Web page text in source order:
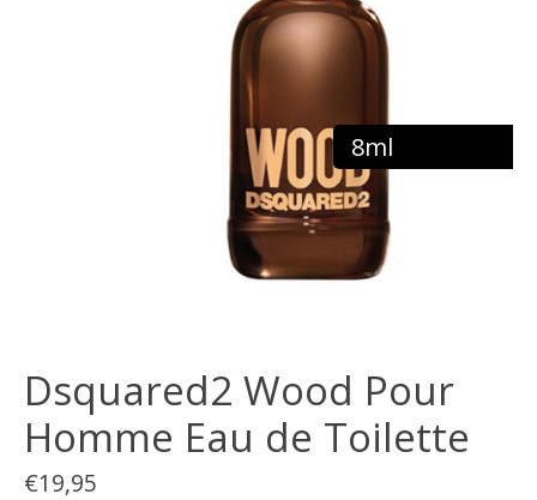
8ml
Dsquared2 Wood Pour
Homme Eau de Toilette
€19,95